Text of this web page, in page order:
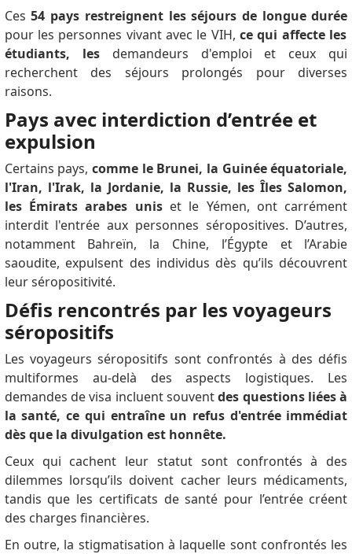
Ces54 pays restreignent les séjours de longue durée
pour les personnes vivant avec le VIH, ce qui affecte les
étudiants, lesdemandeurs d'emploi et ceux qui
recherchent des séjours prolongés pour diverses
raisons.
Pays avec interdiction d’entrée et
expulsion
Certains pays,comme le Brunei, la Guinée équatoriale,
l'Iran, l'Irak, la Jordanie, la Russie, les Îles Salomon,
les Émirats arabes uniset le Yémen, ont carrément
interdit l'entrée aux personnes séropositives. D’autres,
notamment Bahreïn, la Chine, l’Égypte et l’Arabie
saoudite, expulsent des individus dès qu’ils découvrent
leur séropositivité.
Défis rencontrés par les voyageurs
séropositifs
Les voyageurs séropositifs sont confrontés à des défis
multiformes au-delà des aspects logistiques. Les
demandes de visa incluent souventdes questions liées à
la santé, ce qui entraîne un refus d'entrée immédiat
dès que la divulgation est honnête.
Ceux qui cachent leur statut sont confrontés à des
dilemmes lorsqu’ils doivent cacher leurs médicaments,
tandis que les certificats de santé pour l’entrée créent
des charges financières.
En outre, la stigmatisation à laquelle sont confrontés les